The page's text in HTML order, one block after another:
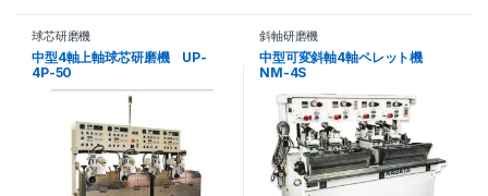
球芯研磨機
中型4軸上軸球芯研磨機 UP-
4P-50
斜軸研磨機
中型可変斜軸4軸ペレット機
NM-4S